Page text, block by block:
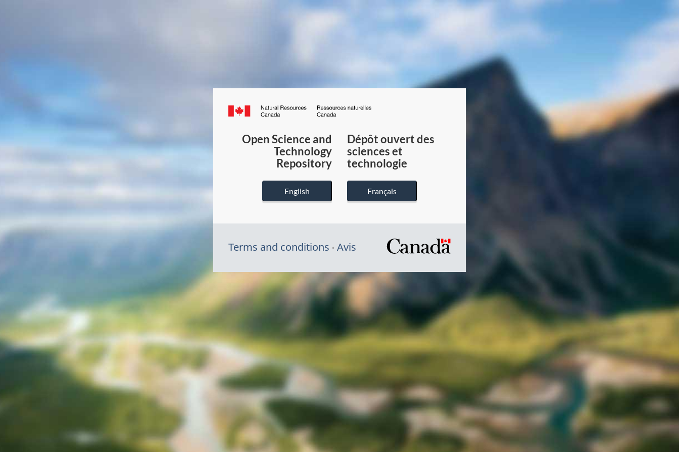
Canada.ca
du
Canada
Open Science and
Technology
Repository
English
Dépôt ouvert des
sciences et
technologie
Français
Terms and conditions Avis
/
gouvernement
du